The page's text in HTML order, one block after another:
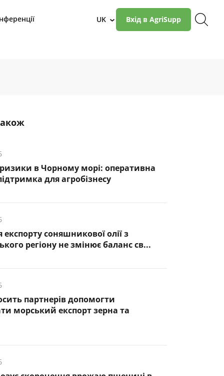
UK › Вхід в AgriSupp
ризики в Чорному морі: оперативна
для агробізнесу
соняшникової олії з
регіону не змінює баланс св...
партнерів допомогти
морський експорт зерна та